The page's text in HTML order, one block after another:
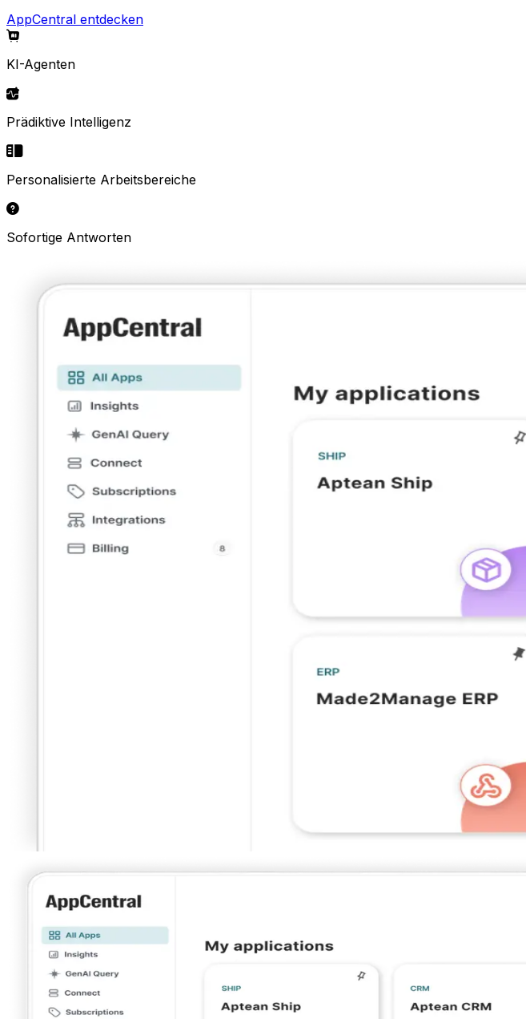
AppCentral entdecken
KI-Agenten
Prädiktive Intelligenz
Personalisierte Arbeitsbereiche
Sofortige Antworten